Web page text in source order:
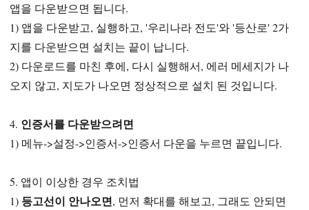
앱을 다운받으면 됩니다.
1) 앱을 다운받고, 실행하고, '우리나라 전도'와 '등산로' 2가
지를 다운받으면 설치는 끝이 납니다.
2) 다운로드를 마친 후에, 다시 실행해서, 에러 메세지가 나
오지 않고, 지도가 나오면 정상적으로 설치 된 것입니다.
4. 인증서를 다운받으려면
1) 메뉴->설정->인증서->인증서 다운을 누르면 끝입니다.
5. 앱이 이상한 경우 조치법
1) 등고선이 안나오면, 먼저 확대를 해보고, 그래도 안되면